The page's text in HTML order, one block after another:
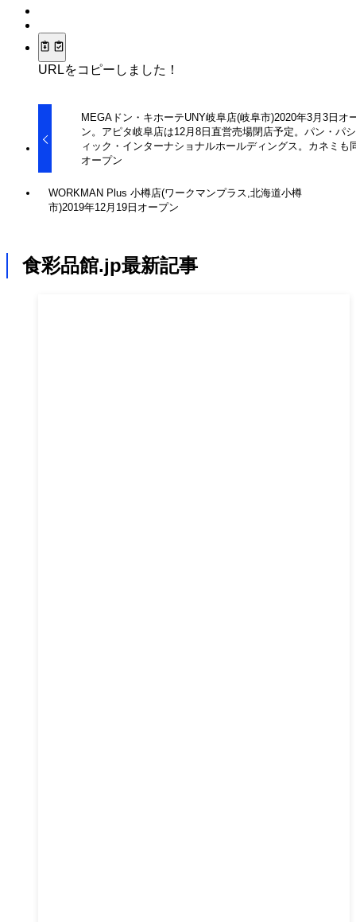
URLをコピーしました！
MEGAドン・キホーテUNY岐阜店(岐阜市)2020年3月3日オ
ン。アピタ岐阜店は12月8日直営売場閉店予定。パン・パ
ィック・インターナショナルホールディングス。カネミも
オープン
WORKMAN Plus 小樽店(ワークマンプラス,北海道小樽
市)2019年12月19日オープン
食彩品館.jp最新記事